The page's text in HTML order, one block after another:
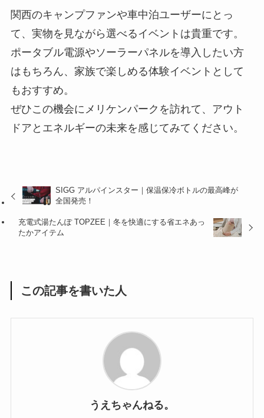
関西のキャンプファンや車中泊ユーザーにとっ
て、実物を見ながら選べるイベントは貴重です。
ポータブル電源やソーラーパネルを導入したい方
はもちろん、家族で楽しめる体験イベントとして
もおすすめ。
ぜひこの機会にメリケンパークを訪れて、アウト
ドアとエネルギーの未来を感じてみてください。
SIGG アルパインスター｜保温保冷ボトルの最高峰が
全国発売！
充電式湯たんぽ TOPZEE｜冬を快適にする省エネあっ
たかアイテム
この記事を書いた人
うえちゃんねる。